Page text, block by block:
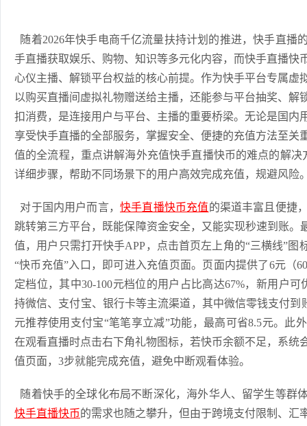
随着2026年快手电商千亿流量扶持计划的推进，快手直播
手直播获取娱乐、购物、知识等多元化内容，而快手直播快
心仪主播、解锁平台权益的核心前提。作为快手平台专属虚
以购买直播间虚拟礼物赠送给主播，还能参与平台抽奖、解
扣消费，是连接用户与平台、主播的重要桥梁。无论是国内
享受快手直播的全部服务，掌握安全、便捷的充值方法至关
值的全流程，重点讲解海外充值快手直播快币的难点的解决
详细步骤，帮助不同场景下的用户高效完成充值，规避风险
对于国内用户而言，快手直播快币充值的渠道丰富且便捷
跳转第三方平台，既能保障资金安全，又能实现秒速到账。
值，用户只需打开快手APP，点击首页左上角的“三横线”图
“快币充值”入口，即可进入充值页面。页面内提供了6元（
定档位，其中30-100元档位的用户占比高达67%，新用户
持微信、支付宝、银行卡等主流渠道，其中微信零钱支付到
元推荐使用支付宝“笔笔享立减”功能，最高可省8.5元。此
在观看直播时点击右下角礼物图标，若快币余额不足，系统
值页面，3步就能完成充值，避免中断观看体验。
随着快手的全球化布局不断深化，海外华人、留学生等群
快手直播快币的需求也随之攀升，但由于跨境支付限制、汇